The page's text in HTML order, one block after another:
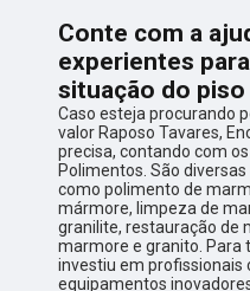
Conte com a
experientes
situação do piso
Caso esteja procurando
valor Raposo Tavares,
precisa, contando com
Polimentos. São
como polimento de
mármore, limpeza de
granilite, restauração de
marmore e granito. Para
investiu em profissionais
equipamentos